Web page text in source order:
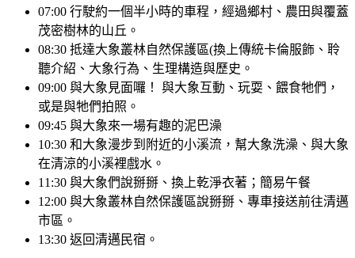
07:00 行駛約一個半小時的車程，經過鄉村、農田與覆蓋
茂密樹林的山丘。
08:30 抵達大象叢林自然保護區(換上傳統卡倫服飾、聆
聽介紹、大象行為、生理構造與歷史。
09:00 與大象見面囉！ 與大象互動、玩耍、餵食牠們，
或是與牠們拍照。
09:45 與大象來一場有趣的泥巴澡
10:30 和大象漫步到附近的小溪流，幫大象洗澡、與大象
在清涼的小溪裡戲水。
11:30 與大象們說掰掰、換上乾淨衣著；簡易午餐
12:00 與大象叢林自然保護區說掰掰、專車接送前往清邁
市區。
13:30 返回清邁民宿。